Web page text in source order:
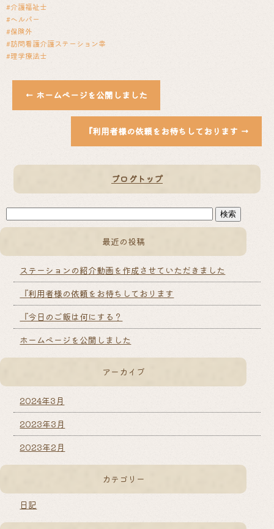
#介護福祉士
#ヘルパー
#保険外
#訪問看護介護ステーション幸
#理学療法士
← ホームページを公開しました
『利用者様の依頼をお待ちしております →
ブログトップ
最近の投稿
ステーションの紹介動画を作成させていただきました
『利用者様の依頼をお待ちしております
『今日のご飯は何にする？
ホームページを公開しました
アーカイブ
2024年3月
2023年3月
2023年2月
カテゴリー
日記